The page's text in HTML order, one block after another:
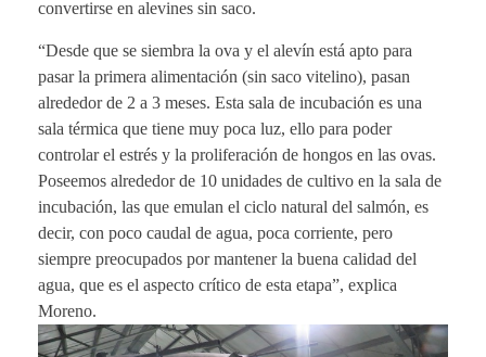
convertirse en alevines sin saco.
“Desde que se siembra la ova y el alevín está apto para
pasar la primera alimentación (sin saco vitelino), pasan
alrededor de 2 a 3 meses. Esta sala de incubación es una
sala térmica que tiene muy poca luz, ello para poder
controlar el estrés y la proliferación de hongos en las ovas.
Poseemos alrededor de 10 unidades de cultivo en la sala de
incubación, las que emulan el ciclo natural del salmón, es
decir, con poco caudal de agua, poca corriente, pero
siempre preocupados por mantener la buena calidad del
agua, que es el aspecto crítico de esta etapa”, explica
Moreno.